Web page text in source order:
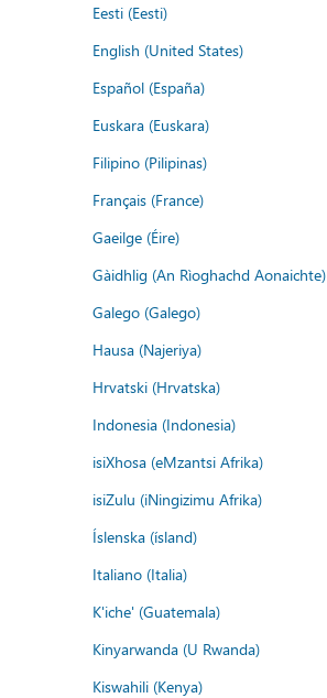
Eesti (Eesti)
English (United States)
Español (España)
Euskara (Euskara)
Filipino (Pilipinas)
Français (France)
Gaeilge (Éire)
Gàidhlig (An Rìoghachd Aonaichte)
Galego (Galego)
Hausa (Najeriya)
Hrvatski (Hrvatska)
Indonesia (Indonesia)
isiXhosa (eMzantsi Afrika)
isiZulu (iNingizimu Afrika)
Íslenska (ísland)
Italiano (Italia)
K'iche' (Guatemala)
Kinyarwanda (U Rwanda)
Kiswahili (Kenya)